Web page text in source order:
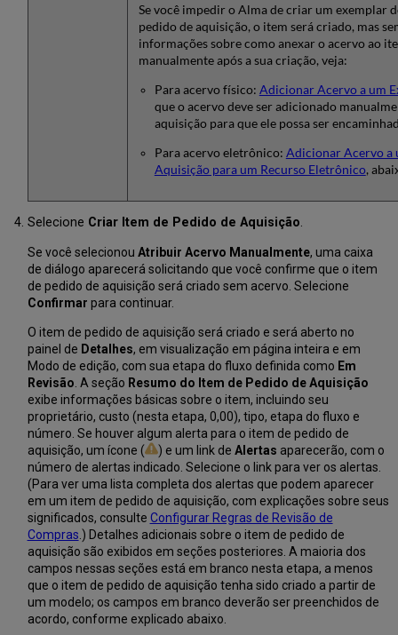
Se você impedir o Alma de criar um exemplar
pedido de aquisição, o item será criado, mas
informações sobre como anexar o acervo ao
manualmente após a sua criação, veja:
Para acervo físico: Adicionar Acervo a um
que o acervo deve ser adicionado
aquisição para que ele possa ser
Para acervo eletrônico: Adicionar Acervo a
Aquisição para um Recurso Eletrônico,
Selecione Criar Item de Pedido de Aquisição.
Se você selecionou Atribuir Acervo Manualmente, uma caixa
de diálogo aparecerá solicitando que você confirme que o item
de pedido de aquisição será criado sem acervo. Selecione
Confirmar para continuar.
O item de pedido de aquisição será criado e será aberto no
painel de Detalhes, em visualização em página inteira e em
Modo de edição, com sua etapa do fluxo definida como Em
Revisão . A seção Resumo do Item de Pedido de Aquisição
exibe informações básicas sobre o item, incluindo seu
proprietário, custo (nesta etapa, 0,00), tipo, etapa do fluxo e
número. Se houver algum alerta para o item de pedido de
aquisição, um ícone (
) e um link de Alertas aparecerão, com o
número de alertas indicado. Selecione o link para ver os alertas.
(Para ver uma lista completa dos alertas que podem aparecer
em um item de pedido de aquisição, com explicações sobre seus
significados, consulte Configurar Regras de Revisão de
Compras .) Detalhes adicionais sobre o item de pedido de
aquisição são exibidos em seções posteriores. A maioria dos
campos nessas seções está em branco nesta etapa, a menos
que o item de pedido de aquisição tenha sido criado a partir de
um modelo; os campos em branco deverão ser preenchidos de
acordo, conforme explicado abaixo.